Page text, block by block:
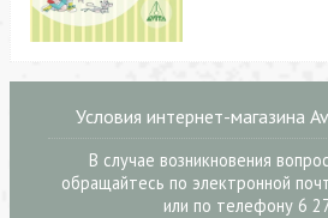
Условия интернет-магазина
В случае возникновения
обращайтесь по электронной
или по телефону 6